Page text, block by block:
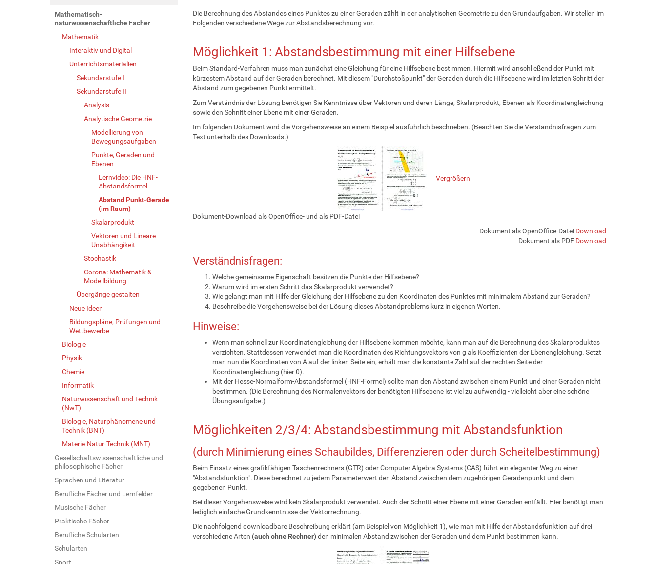
Mathematisch-
naturwissenschaftliche Fächer
Mathematik
Interaktiv und Digital
Unterrichtsmaterialien
Sekundarstufe I
Sekundarstufe II
Analysis
Analytische Geometrie
Modellierung von
Bewegungsaufgaben
Punkte, Geraden und
Ebenen
Lernvideo: Die HNF-
Abstandsformel
Abstand Punkt-Gerade
(im Raum)
Skalarprodukt
Vektoren und Lineare
Unabhängikeit
Stochastik
Corona: Mathematik &
Modellbildung
Übergänge gestalten
Neue Ideen
Bildungspläne, Prüfungen und
Wettbewerbe
Biologie
Physik
Chemie
Informatik
Naturwissenschaft und Technik
(NwT)
Biologie, Naturphänomene und
Technik (BNT)
Materie-Natur-Technik (MNT)
Gesellschaftswissenschaftliche und
philosophische Fächer
Sprachen und Literatur
Berufliche Fächer und Lernfelder
Musische Fächer
Praktische Fächer
Berufliche Schularten
Schularten
Sport
Die Berechnung des Abstandes eines Punktes zu einer Geraden zählt in der analytischen Geometrie zu den Grundaufgaben. Wir stellen im
Folgenden verschiedene Wege zur Abstandsberechnung vor.
Möglichkeit 1: Abstandsbestimmung mit einer Hilfsebene
Beim Standard-Verfahren muss man zunächst eine Gleichung für eine Hilfsebene bestimmen. Hiermit wird anschließend der Punkt mit
kürzestem Abstand auf der Geraden berechnet. Mit diesem "Durchstoßpunkt" der Geraden durch die Hilfsebene wird im letzten Schritt der
Abstand zum gegebenen Punkt ermittelt.
Zum Verständnis der Lösung benötigen Sie Kenntnisse über Vektoren und deren Länge, Skalarprodukt, Ebenen als Koordinatengleichung
sowie den Schnitt einer Ebene mit einer Geraden.
Im folgenden Dokument wird die Vorgehensweise an einem Beispiel ausführlich beschrieben. (Beachten Sie die Verständnisfragen zum
Text unterhalb des Downloads.)
Vergrößern
Dokument-Download als OpenOffice- und als PDF-Datei
Dokument als OpenOffice-Datei Download
Dokument als PDF Download
Verständnisfragen:
Welche gemeinsame Eigenschaft besitzen die Punkte der Hilfsebene?
Warum wird im ersten Schritt das Skalarprodukt verwendet?
Wie gelangt man mit Hilfe der Gleichung der Hilfsebene zu den Koordinaten des Punktes mit minimalem Abstand zur Geraden?
Beschreibe die Vorgehensweise bei der Lösung dieses Abstandproblems kurz in eigenen Worten.
Hinweise:
Wenn man schnell zur Koordinatengleichung der Hilfsebene kommen möchte, kann man auf die Berechnung des Skalarproduktes
verzichten. Stattdessen verwendet man die Koordinaten des Richtungsvektors von g als Koeffizienten der Ebenengleichung. Setzt
man nun die Koordinaten von A auf der linken Seite ein, erhält man die konstante Zahl auf der rechten Seite der
Koordinatengleichung (hier 0).
Mit der Hesse-Normalform-Abstandsformel (HNF-Formel) sollte man den Abstand zwischen einem Punkt und einer Geraden nicht
bestimmen. (Die Berechnung des Normalenvektors der benötigten Hilfsebene ist viel zu aufwendig - vielleicht aber eine schöne
Übungsaufgabe.)
Möglichkeiten 2/3/4: Abstandsbestimmung mit Abstandsfunktion
(durch Minimierung eines Schaubildes, Differenzieren oder durch Scheitelbestimmung)
Beim Einsatz eines grafikfähigen Taschenrechners (GTR) oder Computer Algebra Systems (CAS) führt ein eleganter Weg zu einer
"Abstandsfunktion". Diese berechnet zu jedem Parameterwert den Abstand zwischen dem zugehörigen Geradenpunkt und dem
gegebenen Punkt.
Bei dieser Vorgehensweise wird kein Skalarprodukt verwendet. Auch der Schnitt einer Ebene mit einer Geraden entfällt. Hier benötigt man
lediglich einfache Grundkenntnisse der Vektorrechnung.
Die nachfolgend downloadbare Beschreibung erklärt (am Beispiel von Möglichkeit 1), wie man mit Hilfe der Abstandsfunktion auf drei
verschiedene Arten (auch ohne Rechner) den minimalen Abstand zwischen der Geraden und dem Punkt bestimmen kann.